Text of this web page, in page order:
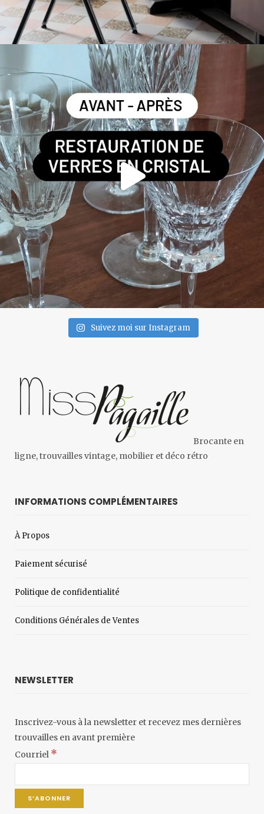
Suivez moi sur Instagram
Brocante en
ligne, trouvailles vintage, mobilier et déco rétro
INFORMATIONS COMPLÉMENTAIRES
À Propos
Paiement sécurisé
Politique de confidentialité
Conditions Générales de Ventes
NEWSLETTER
Inscrivez-vous à la newsletter et recevez mes dernières
trouvailles en avant première
Courriel *